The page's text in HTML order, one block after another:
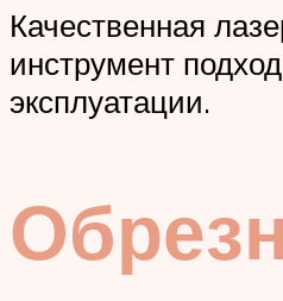
Качественная
инструмент
эксплуатации.